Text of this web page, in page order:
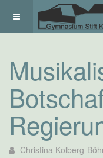
Christina Kolberg-